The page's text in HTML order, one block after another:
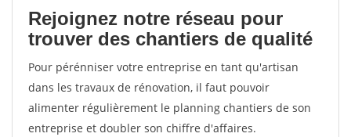
Rejoignez notre réseau pour
trouver des chantiers de qualité
Pour pérénniser votre entreprise en tant qu'artisan
dans les travaux de rénovation, il faut pouvoir
alimenter régulièrement le planning chantiers de son
entreprise et doubler son chiffre d'affaires.